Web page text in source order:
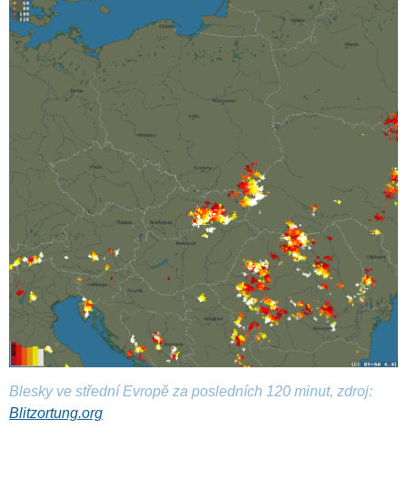
Blesky ve střední Evropě za posledních 120 minut, zdroj:
Blitzortung.org